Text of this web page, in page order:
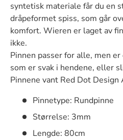
syntetisk materiale får du en
dråpeformet spiss, som går
komfort. Wieren er laget av
ikke.
Pinnen passer for alle, men
som er svak i hendene, eller
Pinnene vant Red Dot
Pinnetype: Rundpinne
Størrelse: 3mm
Lengde: 80cm